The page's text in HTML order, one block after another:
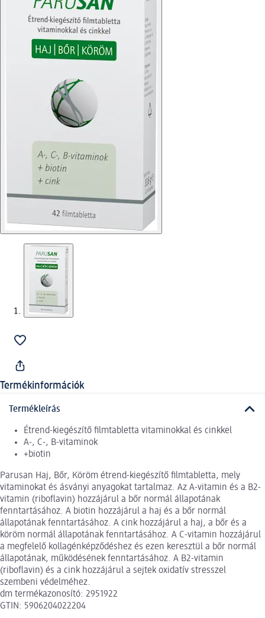
Termékinformációk
Termékleírás
Étrend-kiegészítő filmtabletta vitaminokkal és cinkkel
A-, C-, B-vitaminok
+biotin
Parusan Haj, Bőr, Köröm étrend-kiegészítő filmtabletta, mely
vitaminokat és ásványi anyagokat tartalmaz. Az A-vitamin és a B2-
vitamin (riboflavin) hozzájárul a bőr normál állapotának
fenntartásához. A biotin hozzájárul a haj és a bőr normál
állapotának fenntartásához. A cink hozzájárul a haj, a bőr és a
köröm normál állapotának fenntartásához. A C-vitamin hozzájárul
a megfelelő kollagénképződéshez és ezen keresztül a bőr normál
állapotának, működésének fenntartásához. A B2-vitamin
(riboflavin) és a cink hozzájárul a sejtek oxidatív stresszel
szembeni védelméhez.
dm termékazonosító: 2951922
GTIN: 5906204022204